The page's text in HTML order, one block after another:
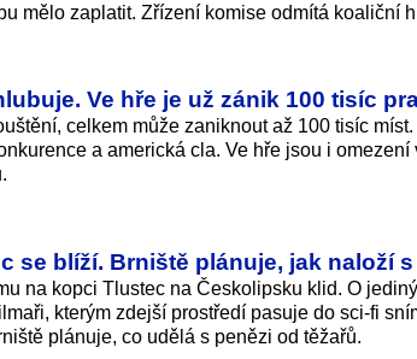
mělo zaplatit. Zřízení komise odmítá koaliční
Ve hře je už zánik 100 tisíc
celkem může zaniknout až 100 tisíc
a americká cla. Ve hře jsou i omezení
se blíží. Brniště plánuje, jak naloží
na kopci Tlustec na Českolipsku klid. O
kterým zdejší prostředí pasuje do sci-fi
plánuje, co udělá s penězi od těžařů.